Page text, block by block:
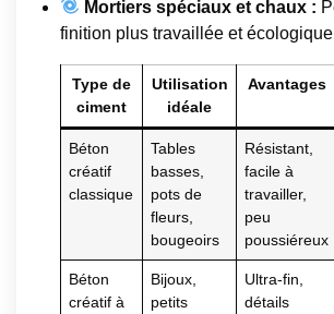
Mortiers spéciaux et chaux :
finition plus travaillée et écologique
Type de
ciment
Utilisation
idéale
Avantages
Béton
créatif
classique
Tables
basses,
pots de
fleurs,
bougeoirs
Résistant,
facile à
travailler,
peu
poussiéreux
Béton
créatif à
Bijoux,
petits
Ultra-fin,
détails